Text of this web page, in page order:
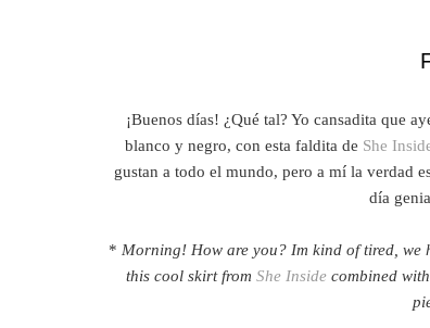
¡Buenos días! ¿Qué tal? Yo cansadita que
blanco y negro, con esta faldita de She
gustan a todo el mundo, pero a mí la verdad
día
* Morning! How are you? Im kind of tired, we
this cool skirt from She Inside combined